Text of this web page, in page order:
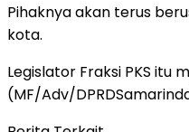
Pihaknya akan terus
kota.
Legislator Fraksi PKS
(MF/Adv/